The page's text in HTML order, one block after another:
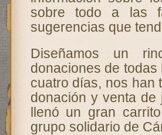
sobre todo a las
sugerencias que
Diseñamos un
donaciones de
cuatro días, nos han
donación y venta
llenó un gran
grupo solidario de